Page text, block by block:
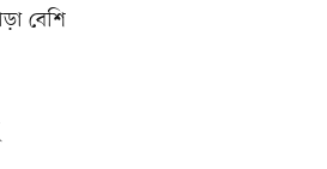
বেশি